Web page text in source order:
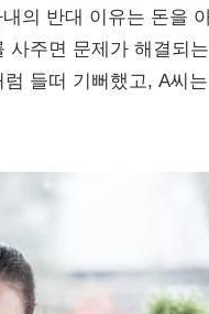
의 반대 이유는 돈을
주면 문제가 해결되
들떠 기뻐했고, A씨